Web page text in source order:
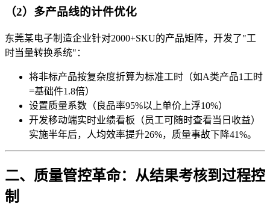
（2）多产品线的计件优化
东莞某电子制造企业针对2000+SKU的产品矩阵，开发了"工
时当量转换系统"：
将非标产品按复杂度折算为标准工时（如A类产品1工时
=基础件1.8倍）
设置质量系数（良品率95%以上单价上浮10%）
开发移动端实时业绩看板（员工可随时查看当日收益）
实施半年后，人均效率提升26%，质量事故下降41%。
二、质量管控革命：从结果考核到过程控
制